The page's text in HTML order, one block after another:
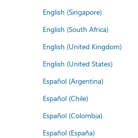
English (Singapore)
English (South Africa)
English (United Kingdom)
English (United States)
Español (Argentina)
Español (Chile)
Español (Colombia)
Español (España)